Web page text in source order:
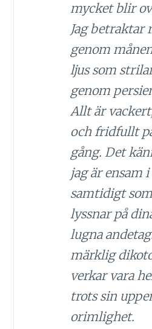
mycket blir
Jag betraktar
genom
ljus som
genom
Allt är
och fridfullt
gång. Det
jag är ensam
samtidigt
lyssnar på
lugna
märklig
verkar vara
trots sin
orimlighet.